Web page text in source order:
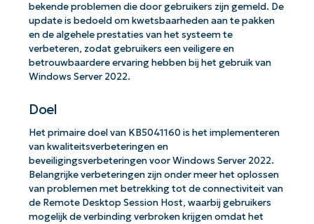
bekende problemen die door gebruikers zijn gemeld. De
update is bedoeld om kwetsbaarheden aan te pakken
en de algehele prestaties van het systeem te
verbeteren, zodat gebruikers een veiligere en
betrouwbaardere ervaring hebben bij het gebruik van
Windows Server 2022.
Doel
Het primaire doel van KB5041160 is het implementeren
van kwaliteitsverbeteringen en
beveiligingsverbeteringen voor Windows Server 2022.
Belangrijke verbeteringen zijn onder meer het oplossen
van problemen met betrekking tot de connectiviteit van
de Remote Desktop Session Host, waarbij gebruikers
mogelijk de verbinding verbroken krijgen omdat het